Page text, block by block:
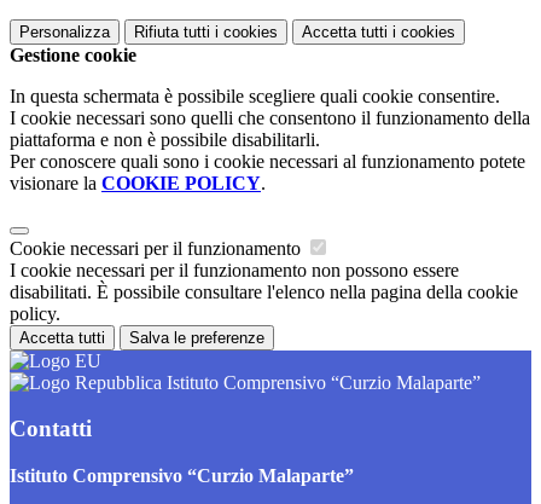
Personalizza Rifiuta tutti i cookies Accetta tutti i cookies
Gestione cookie
In questa schermata è possibile scegliere quali cookie consentire.
I cookie necessari sono quelli che consentono il funzionamento della
piattaforma e non è possibile disabilitarli.
Per conoscere quali sono i cookie necessari al funzionamento potete
visionare la COOKIE POLICY.
Cookie necessari per il funzionamento
I cookie necessari per il funzionamento non possono essere
disabilitati. È possibile consultare l'elenco nella pagina della cookie
policy.
Accetta tutti Salva le preferenze
Istituto Comprensivo “Curzio Malaparte”
Contatti
Istituto Comprensivo “Curzio Malaparte”